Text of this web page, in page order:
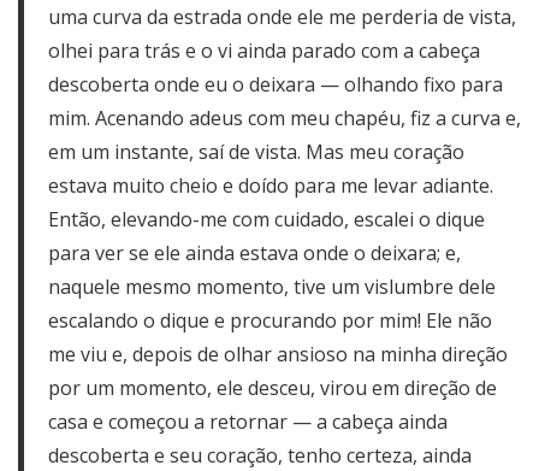
uma curva da estrada onde ele me perderia de vista,
olhei para trás e o vi ainda parado com a cabeça
descoberta onde eu o deixara — olhando fixo para
mim. Acenando adeus com meu chapéu, fiz a curva e,
em um instante, saí de vista. Mas meu coração
estava muito cheio e doído para me levar adiante.
Então, elevando-me com cuidado, escalei o dique
para ver se ele ainda estava onde o deixara; e,
naquele mesmo momento, tive um vislumbre dele
escalando o dique e procurando por mim! Ele não
me viu e, depois de olhar ansioso na minha direção
por um momento, ele desceu, virou em direção de
casa e começou a retornar — a cabeça ainda
descoberta e seu coração, tenho certeza, ainda